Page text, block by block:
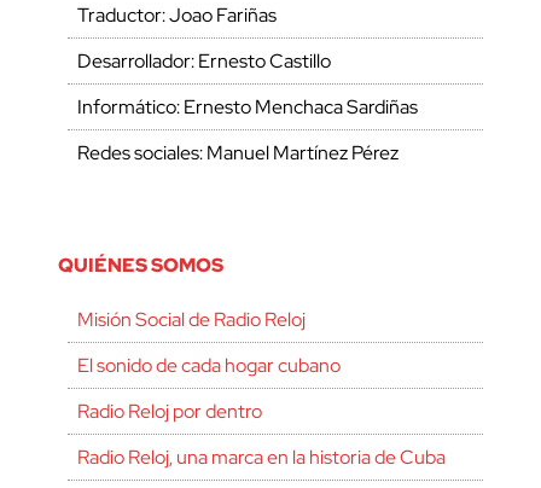
Traductor: Joao Fariñas
Desarrollador: Ernesto Castillo
Informático: Ernesto Menchaca Sardiñas
Redes sociales: Manuel Martínez Pérez
QUIÉNES SOMOS
Misión Social de Radio Reloj
El sonido de cada hogar cubano
Radio Reloj por dentro
Radio Reloj, una marca en la historia de Cuba